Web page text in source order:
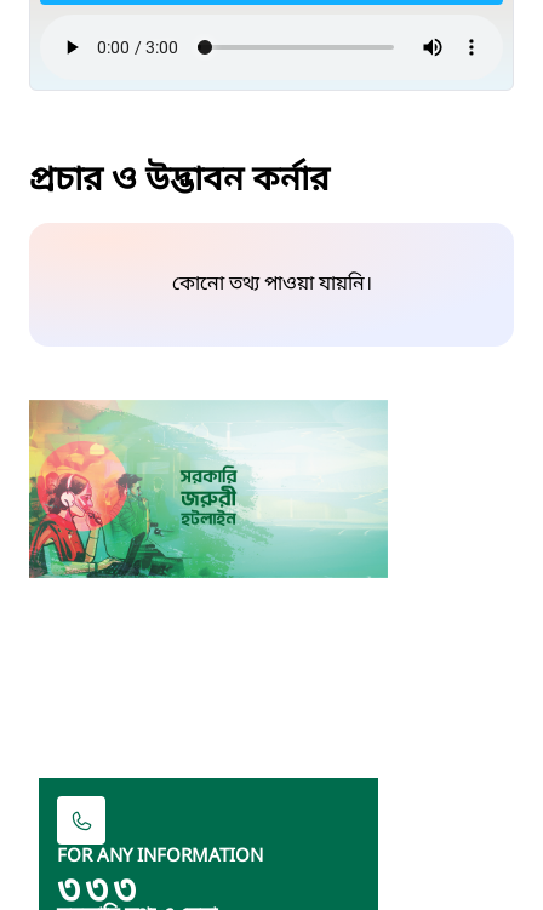
প্রচার ও উদ্ভাবন কর্নার
কোনো তথ্য পাওয়া যায়নি।
FOR ANY INFORMATION
৩৩৩